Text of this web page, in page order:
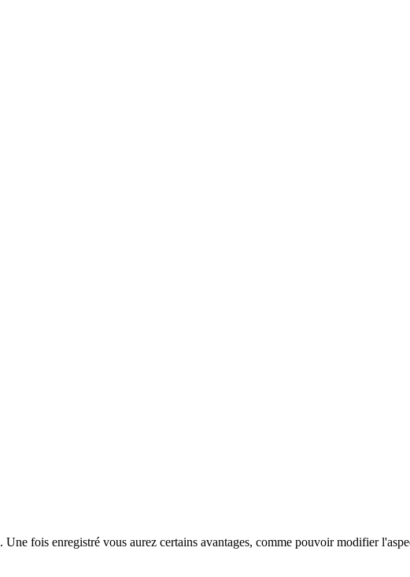
. Une fois enregistré vous aurez certains avantages, comme pouvoir modifier